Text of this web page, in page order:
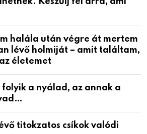
halála után végre át mertem
lévő holmiját – amit találtam,
életemet
folyik a nyálad, az annak a
titokzatos csíkok valódi